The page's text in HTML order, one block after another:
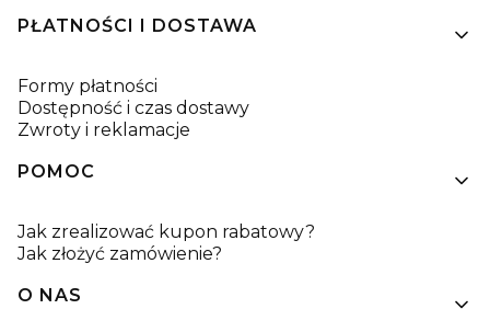
PŁATNOŚCI I DOSTAWA
Formy płatności
Dostępność i czas dostawy
Zwroty i reklamacje
POMOC
Jak zrealizować kupon rabatowy?
Jak złożyć zamówienie?
O NAS